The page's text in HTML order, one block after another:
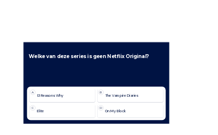
Welke van deze series is geen Netflix Original?
A
13 Reasons Why
B
The Vampire Diaries
C
Elite
D
On My Block